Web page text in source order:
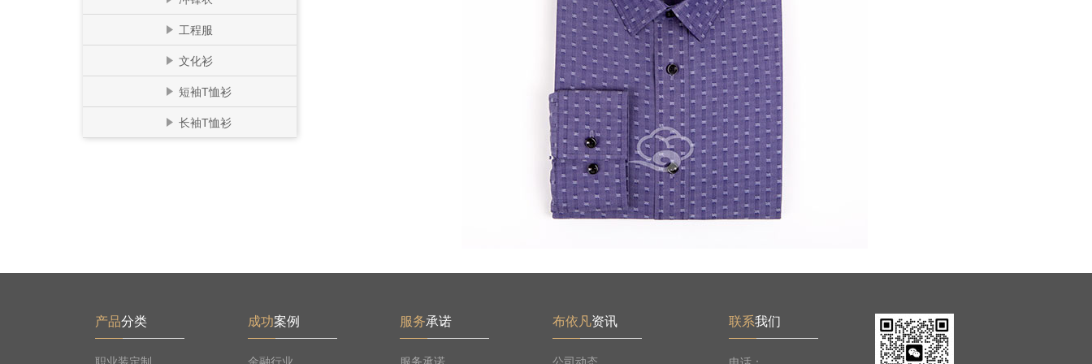
工程服
文化衫
短袖T恤衫
长袖T恤衫
产品分类
职业装定制
成功案例
金融行业
服务承诺
服务承诺
布依凡资讯
公司动态
联系我们